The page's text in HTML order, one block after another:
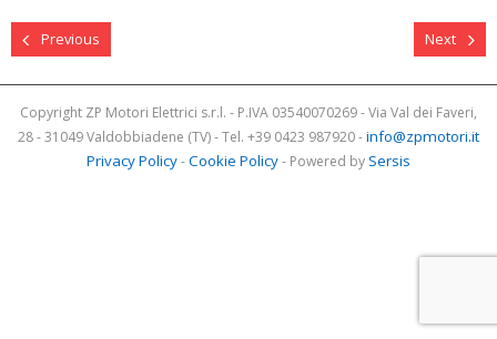
Previous Next
Copyright ZP Motori Elettrici s.r.l. - P.IVA 03540070269 - Via Val dei Faveri,
28 - 31049 Valdobbiadene (TV) - Tel. +39 0423 987920 -info@zpmotori.it
Privacy Policy-Cookie Policy- Powered by Sersis